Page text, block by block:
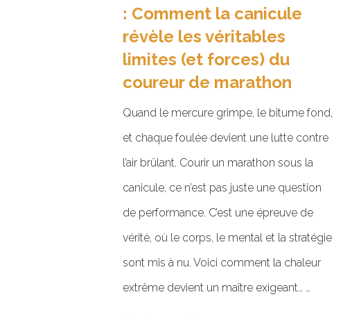
: Comment la canicule
révèle les véritables
limites (et forces) du
coureur de marathon
Quand le mercure grimpe, le bitume fond,
et chaque foulée devient une lutte contre
l’air brûlant. Courir un marathon sous la
canicule, ce n’est pas juste une question
de performance. C’est une épreuve de
vérité, où le corps, le mental et la stratégie
sont mis à nu. Voici comment la chaleur
extrême devient un maître exigeant… …